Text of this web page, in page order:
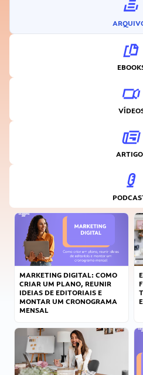
MARKETING DIGITAL: COMO
CRIAR UM PLANO, REUNIR
IDEIAS DE EDITORIAIS E
MONTAR UM CRONOGRAMA
MENSAL